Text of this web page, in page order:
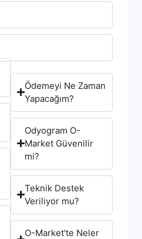
Ödemeyi Ne Zaman
Yapacağım?
Odyogram O-
Market Güvenilir
mi?
Teknik Destek
Veriliyor mu?
O-Market'te Neler